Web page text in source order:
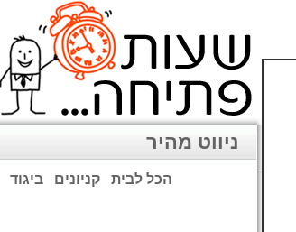
ניווט מהיר
ביגוד קניונים הכל לבית